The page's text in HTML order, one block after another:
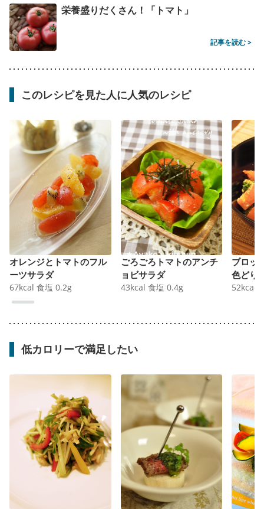
栄養盛りだくさん！「トマト」
記事を読む >
このレシピを見た人に人気のレシピ
オレンジとトマトのフル
ーツサラダ
67kcal 食塩 0.2g
ごろごろトマトのアンチ
ョビサラダ
43kcal 食塩 0.4g
ブロッ
色どり
52kcal
低カロリーで満足したい